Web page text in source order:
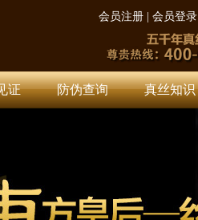
会员注册 会员登录
证 防伪查询 真丝知识